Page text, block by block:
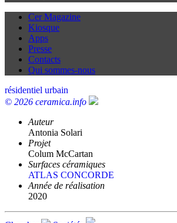
Cer Magazine
Kiosque
Apps
Presse
Contacts
Qui sommes-nous
résidentiel urbain
© 2026 ceramica.info
Auteur
Antonia Solari
Projet
Colum McCartan
Surfaces céramiques
ATLAS CONCORDE
Année de réalisation
2020